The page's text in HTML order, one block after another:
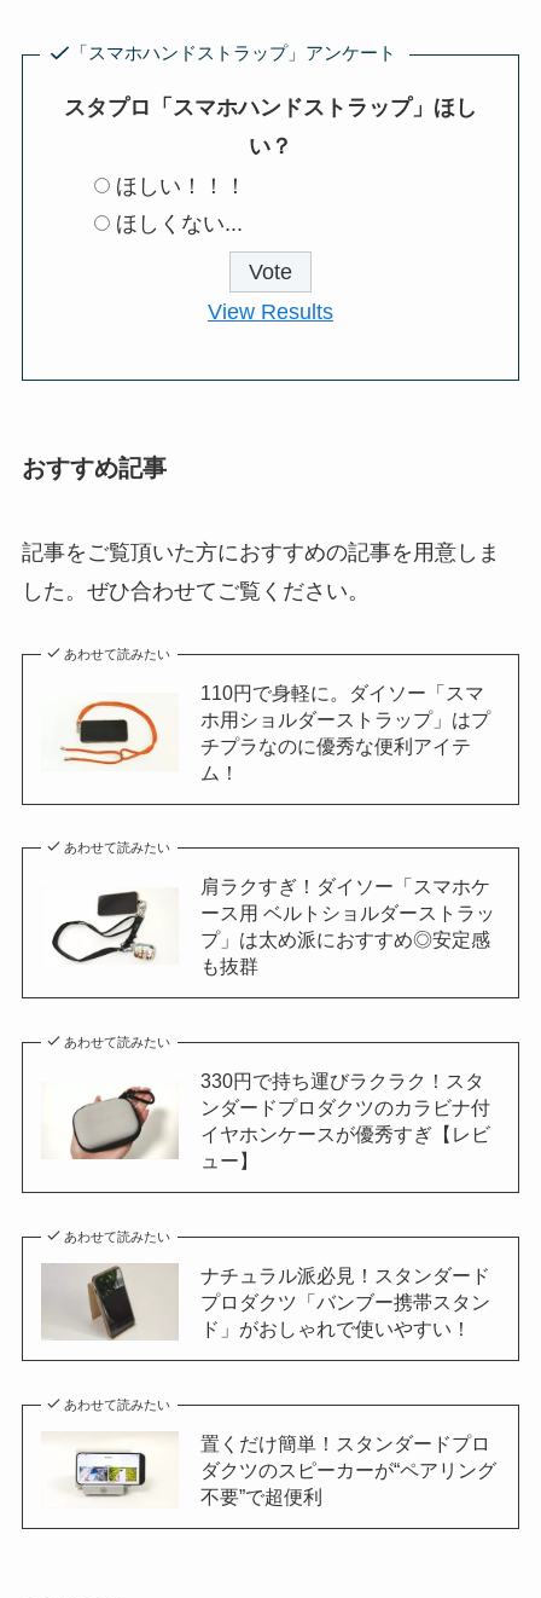
「スマホハンドストラップ」アンケート
スタプロ「スマホハンドストラップ」ほし
い？
ほしい！！！
ほしくない...
View Results
おすすめ記事
記事をご覧頂いた方におすすめの記事を用意しま
した。ぜひ合わせてご覧ください。
あわせて読みたい
110円で身軽に。ダイソー「スマ
ホ用ショルダーストラップ」はプ
チプラなのに優秀な便利アイテ
ム！
あわせて読みたい
肩ラクすぎ！ダイソー「スマホケ
ース用 ベルトショルダーストラッ
プ」は太め派におすすめ◎安定感
も抜群
あわせて読みたい
330円で持ち運びラクラク！スタ
ンダードプロダクツのカラビナ付
イヤホンケースが優秀すぎ【レビ
ュー】
あわせて読みたい
ナチュラル派必見！スタンダード
プロダクツ「バンブー携帯スタン
ド」がおしゃれで使いやすい！
あわせて読みたい
置くだけ簡単！スタンダードプロ
ダクツのスピーカーが“ペアリング
不要”で超便利